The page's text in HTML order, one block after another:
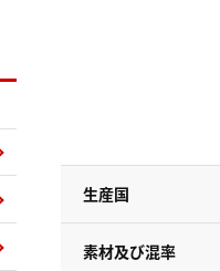
生産国
素材及び混率